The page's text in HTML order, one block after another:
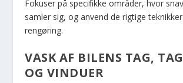
Fokuser på specifikke områder, hvor
samler sig, og anvend de rigtige
rengøring.
VASK AF BILENS TAG,
OG VINDUER